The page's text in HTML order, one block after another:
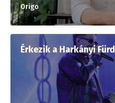
Origo
Érkezik a Harkányi